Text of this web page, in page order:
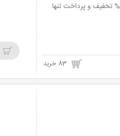
لحظات ماندگار با عکاسی و چاپ یک قطعه عکس 30*20 در آتلیه شیوه (جیحون) با 90% تخفیف و پرداخت تنها